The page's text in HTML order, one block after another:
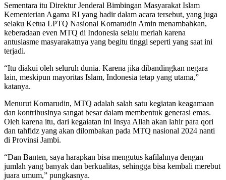
Sementara itu Direktur Jenderal Bimbingan Masyarakat Islam
Kementerian Agama RI yang hadir dalam acara tersebut, yang juga
selaku Ketua LPTQ Nasional Komarudin Amin menambahkan,
keberadaan even MTQ di Indonesia selalu meriah karena
antusiasme masyarakatnya yang begitu tinggi seperti yang saat ini
terjadi.
“Itu diakui oleh seluruh dunia. Karena jika dibandingkan negara
lain, meskipun mayoritas Islam, Indonesia tetap yang utama,”
katanya.
Menurut Komarudin, MTQ adalah salah satu kegiatan keagamaan
dan kontribusinya sangat besar dalam membentuk generasi emas.
Oleh karena itu, dari kegaiatan ini Insya Allah akan lahir para qori
dan tahfidz yang akan dilombakan pada MTQ nasional 2024 nanti
di Provinsi Jambi.
“Dan Banten, saya harapkan bisa mengutus kafilahnya dengan
jumlah yang banyak dan berkualitas, sehingga bisa kembali merebut
juara umum,” pungkasnya.